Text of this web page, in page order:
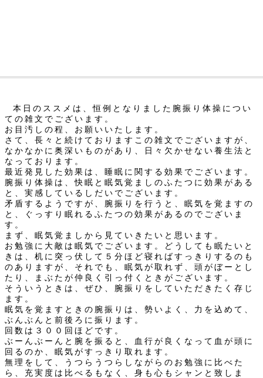
本日のススメは、恒例となりました腕振り体操につい
ての雑文でございます。
お目汚しの程、お願いいたします。
さて、長々と続けておりますこの雑文でございますが、
なかなかに奥深いものがあり、日々欠かせない養生法と
なっております。
最近発見した効果は、睡眠に関する効果でございます。
腕振り体操は、快眠と眠気覚ましのふたつに効果がある
と、実感しているしだいでございます。
矛盾するようですが、腕振りを行うと、眠気を覚ますの
と、ぐっすり眠れるふたつの効果があるのでございま
す。
まず、眠気覚ましから見ていきたいと思います。
お勉強に大敵は眠気でございます。どうしても眠たいと
きは、机に突っ伏して５分ほど寝ればすっきりするのも
のありますが、それでも、眠気が取れず、頭がぼーとし
たり、まぶたが仲良く引っ付くときがございます。
そういうときは、ぜひ、腕振りをしていただきたく存じ
ます。
眠気を覚ますときの腕振りは、勢いよく、力を込めて、
ぶんぶんと前後ろに振ります。
回数は３００回ほどです。
ぶーんぶーんと腕を振ると、血行が良くなって血が頭に
回るのか、眠気がすっきり取れます。
無理をして、うつらうつらしながらのお勉強に比べた
ら、充実度は比べるもなく、身も心もシャンと致しま